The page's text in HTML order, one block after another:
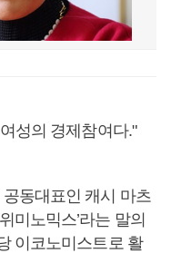
성의 경제참여다."
동대표인 캐시 마츠
미노믹스’라는 말의
이코노미스트로 활